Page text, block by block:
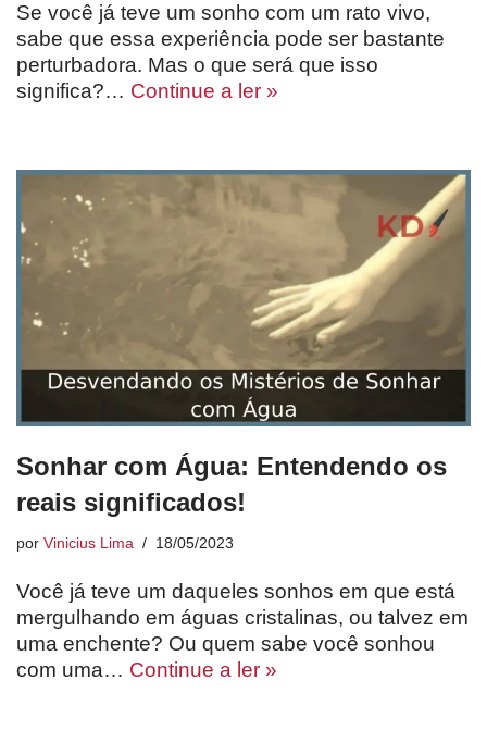
Se você já teve um sonho com um rato vivo,
sabe que essa experiência pode ser bastante
perturbadora. Mas o que será que isso
significa?… Continue a ler »
Sonhar com Água: Entendendo os
reais significados!
por Vinicius Lima 18/05/2023
Você já teve um daqueles sonhos em que está
mergulhando em águas cristalinas, ou talvez em
uma enchente? Ou quem sabe você sonhou
com uma… Continue a ler »